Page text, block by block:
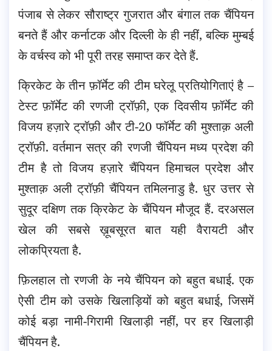
पंजाब से लेकर सौराष्ट्र गुजरात और बंगाल तक चैंपियन
बनते हैं और कर्नाटक और दिल्ली के ही नहीं, बल्कि मुम्बई
के वर्चस्व को भी पूरी तरह समाप्त कर देते हैं.
क्रिकेट के तीन फ़ॉर्मेट की टीम घरेलू प्रतियोगिताएं है –
टेस्ट फ़ॉर्मेट की रणजी ट्रॉफ़ी, एक दिवसीय फ़ॉर्मेट की
विजय हज़ारे ट्रॉफ़ी और टी-20 फॉर्मेट की मुश्ताक़ अली
ट्रॉफ़ी. वर्तमान सत्र की रणजी चैंपियन मध्य प्रदेश की
टीम है तो विजय हज़ारे चैंपियन हिमाचल प्रदेश और
मुश्ताक़ अली ट्रॉफ़ी चैंपियन तमिलनाडु है. धुर उत्तर से
सुदूर दक्षिण तक क्रिकेट के चैंपियन मौजूद हैं. दरअसल
खेल की सबसे ख़ूबसूरत बात यही वैरायटी और
लोकप्रियता है.
फ़िलहाल तो रणजी के नये चैंपियन को बहुत बधाई. एक
ऐसी टीम को उसके खिलाड़ियों को बहुत बधाई, जिसमें
कोई बड़ा नामी-गिरामी खिलाड़ी नहीं, पर हर खिलाड़ी
चैंपियन है.